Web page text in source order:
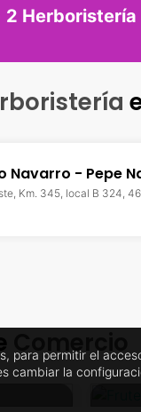
2 Herboristería
Navarro - Pepe
Km. 345, local B 324,
Comercio
para permitir el
cambiar la